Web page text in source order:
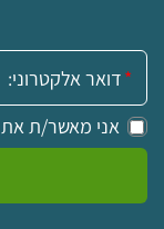
אימייל:
אני מאשר/ת את